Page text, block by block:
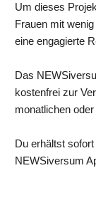
Um dieses
Frauen mit
eine engagierte
Das
kostenfrei zur
monatlichen
Du erhältst
NEWSiversum